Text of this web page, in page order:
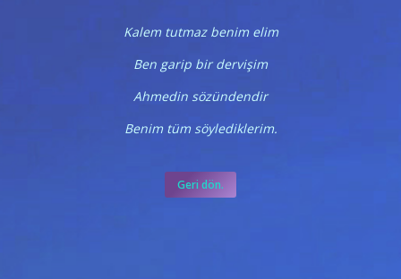
Kalem tutmaz benim elim
Ben garip bir dervişim
Ahmedin sözündendir
Benim tüm söylediklerim.
Geri dön.